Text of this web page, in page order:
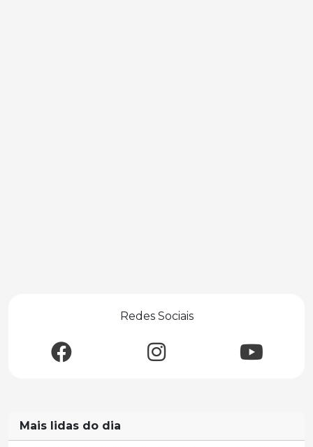
Redes Sociais
Mais lidas do dia